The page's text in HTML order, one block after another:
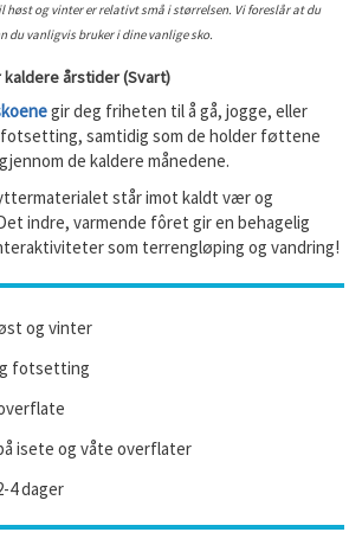
høst og vinter er relativt små i størrelsen. Vi foreslår at du
du vanligvis bruker i dine vanlige sko.
årstider (Svart)
gir deg friheten til å gå, jogge, eller
samtidig som de holder føttene
de kaldere månedene.
står imot kaldt vær og
indre, varmende fôret gir en behagelig
som terrengløping og vandring!
og vinter
fotsetting
isete og våte overflater
4 dager